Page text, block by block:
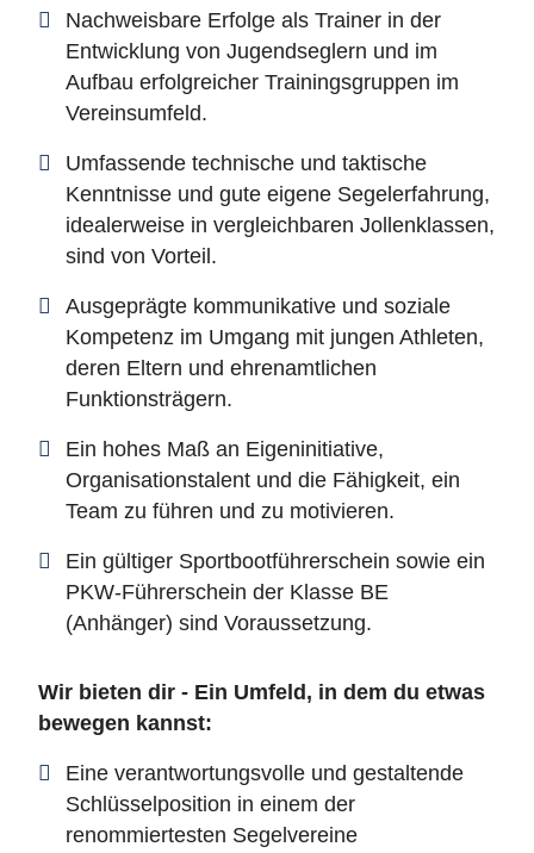
Nachweisbare Erfolge als Trainer in der
Entwicklung von Jugendseglern und im
Aufbau erfolgreicher Trainingsgruppen im
Vereinsumfeld.
Umfassende technische und taktische
Kenntnisse und gute eigene Segelerfahrung,
idealerweise in vergleichbaren Jollenklassen,
sind von Vorteil.
Ausgeprägte kommunikative und soziale
Kompetenz im Umgang mit jungen Athleten,
deren Eltern und ehrenamtlichen
Funktionsträgern.
Ein hohes Maß an Eigeninitiative,
Organisationstalent und die Fähigkeit, ein
Team zu führen und zu motivieren.
Ein gültiger Sportbootführerschein sowie ein
PKW-Führerschein der Klasse BE
(Anhänger) sind Voraussetzung.
Wir bieten dir - Ein Umfeld, in dem du etwas
bewegen kannst:
Eine verantwortungsvolle und gestaltende
Schlüsselposition in einem der
renommiertesten Segelvereine